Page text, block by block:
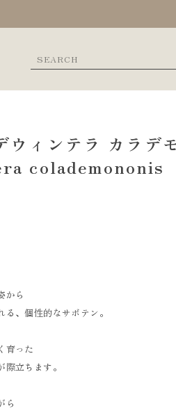
ウィンテラ カラデ
colademononis
から
る、個性的なサボテン。
育った
立ちます。
ら